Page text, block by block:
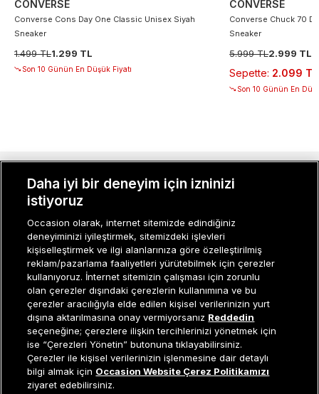
Tükendi
CONVERSE
Converse Cons Day One Classic Unisex Siyah
Sneaker
1.499 TL1.299 TL
Son 10 Günün En Düşük Fiyatı
CONVERSE
Converse Chuck 70
Sneaker
5.999 TL2.999 TL
Sepette: 2.099 TL
Son 10 Günün En
Müşteri İlişkileri 0 850 800 01 20
MÜŞTERI İLIŞKILERI
KURUMSAL
KADIN KATEGORILER
GRUP MARKALAR
ERKEK KATEGORILER
Daha iyi bir deneyim için izninizi
istiyoruz
Occasion olarak, internet sitemizde edindiğiniz
deneyiminizi iyileştirmek, sitemizdeki işlevleri
kişiselleştirmek ve ilgi alanlarınıza göre özelleştirilmiş
reklam/pazarlama faaliyetleri yürütebilmek için çerezler
kullanıyoruz. İnternet sitemizin çalışması için zorunlu
olan çerezler dışındaki çerezlerin kullanımına ve bu
çerezler aracılığıyla elde edilen kişisel verilerinizin yurt
dışına aktarılmasına onay vermiyorsanız Reddedin
seçeneğine; çerezlere ilişkin tercihlerinizi yönetmek için
ise “Çerezleri Yönetin” butonuna tıklayabilirsiniz.
Çerezler ile kişisel verilerinizin işlenmesine dair detaylı
bilgi almak için Occasion Website Çerez Politikamızı
ziyaret edebilirsiniz.